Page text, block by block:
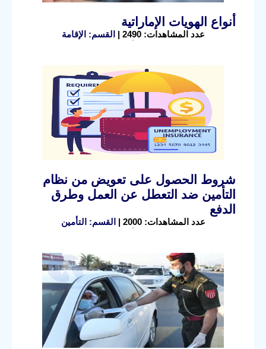
أنواع الهويات الإماراتية
عدد المشاهدات: 2490 | القسم: الإقامة
شروط الحصول على تعويض من نظام
التأمين ضد التعطل عن العمل وطرق
الدفع
عدد المشاهدات: 2000 | القسم: التأمين